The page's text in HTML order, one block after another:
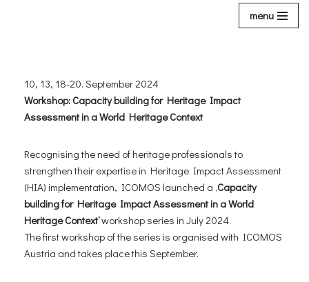
menu
10, 13, 18-20. September 2024
Workshop: Capacity building for Heritage Impact
Assessment in a World Heritage Context
Recognising the need of heritage professionals to
strengthen their expertise in Heritage Impact Assessment
(HIA) implementation, ICOMOS launched a ‚Capacity
building for Heritage Impact Assessment in a World
Heritage Context‘workshop series in July 2024.
The first workshop of the series is organised with ICOMOS
Austria and takes place this September.